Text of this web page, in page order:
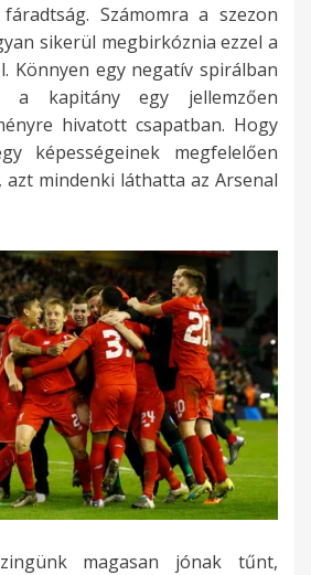
Számomra a szezon
sikerül megbirkóznia ezzel a
Könnyen egy negatív spirálban
a kapitány egy jellemzően
hivatott csapatban. Hogy
képességeinek megfelelően
azt mindenki láthatta az Arsenal
magasan jónak tűnt,